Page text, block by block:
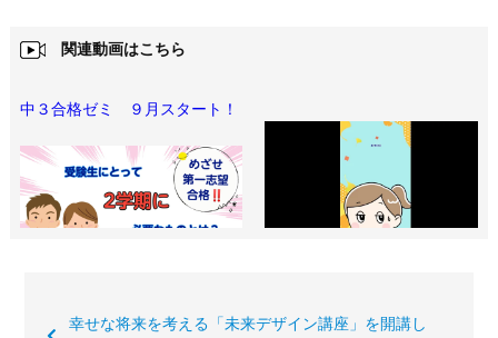
関連動画はこちら
中３合格ゼミ ９月スタート！
幸せな将来を考える「未来デザイン講座」を開講し